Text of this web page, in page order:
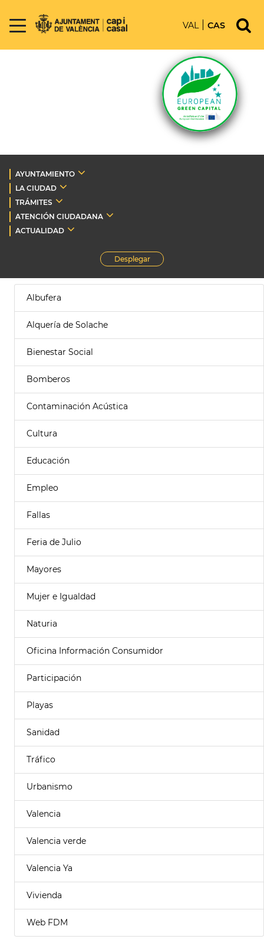
VAL CAS
AYUNTAMIENTO
LA CIUDAD
TRÁMITES
ATENCIÓN CIUDADANA
ACTUALIDAD
Desplegar
Albufera
Alquería de Solache
Bienestar Social
Bomberos
Contaminación Acústica
Cultura
Educación
Empleo
Fallas
Feria de Julio
Mayores
Mujer e Igualdad
Naturia
Oficina Información Consumidor
Participación
Playas
Sanidad
Tráfico
Urbanismo
Valencia
Valencia verde
Valencia Ya
Vivienda
Web FDM